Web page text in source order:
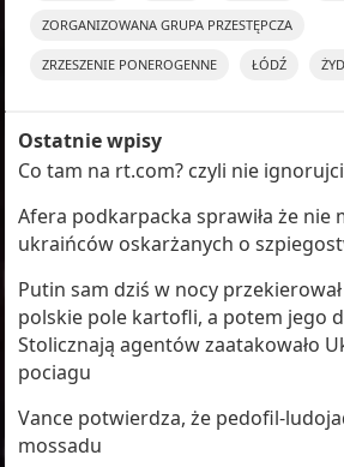
ZORGANIZOWANA GRUPA PRZESTĘPCZA
ZRZESZENIE PONEROGENNE ŁÓDŹ
Ostatnie wpisy
Co tam na rt.com? czyli nie
Afera podkarpacka sprawiła że nie
ukraińców oskarżanych o
Putin sam dziś w nocy
polskie pole kartofli, a potem jego
Stolicznają agentów zaatakowało
pociagu
Vance potwierdza, że pedofil-
mossadu